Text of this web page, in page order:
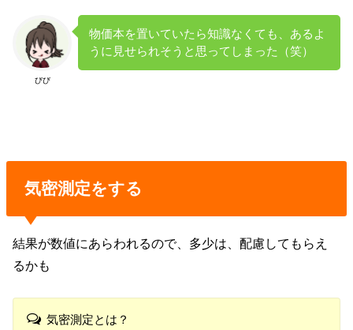
びび
物価本を置いていたら知識なくても、あるよ
うに見せられそうと思ってしまった（笑）
気密測定をする
結果が数値にあらわれるので、多少は、配慮してもらえ
るかも
気密測定とは？